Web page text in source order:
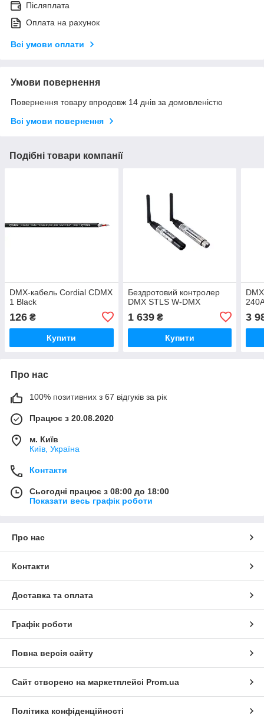
Післяплата
Оплата на рахунок
Всі умови оплати
Умови повернення
Повернення товару впродовж 14 днів за домовленістю
Всі умови повернення
Подібні товари компанії
DMX-кабель Cordial CDMX
1 Black
126 ₴
Купити
Бездротовий контролер
DMX STLS W-DMX
1 639₴
Купити
3
Про нас
100% позитивних з 67 відгуків за рік
Працює з 20.08.2020
м. Київ
Київ, Україна
Контакти
Сьогодні працює з 08:00 до 18:00
Показати весь графік роботи
Про нас
Контакти
Доставка та оплата
Графік роботи
Повна версія сайту
Сайт створено на маркетплейсі Prom.ua
Політика конфіденційності